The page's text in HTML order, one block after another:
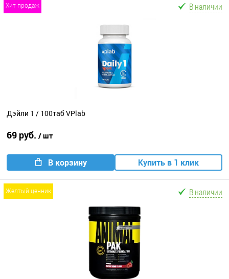
хит продаж В наличии
Дэйли 1 / 100таб VPlab
69 руб. / шт
В корзину Купить в 1 клик
желтый ценник В наличии